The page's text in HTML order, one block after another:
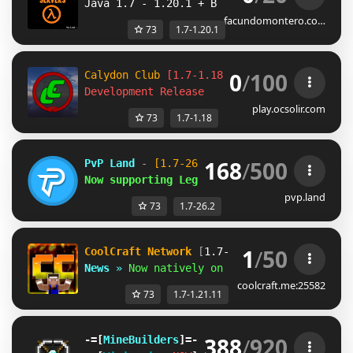
Java 1.7 - 1.20.1 + Bedrock
facundomontero.co…
73 1.7-1.20.1
Calydon Club
[1.7-1.18]
Development Release
0/100
play.ocsolir.com
73 1.7-1.18
PvP Land -
[1.7-26.2]
Now supporting Legacy & Modern Combat!
168/500
pvp.land
73 1.7-26.2
CoolCraft Network [1.7-1.21
]
News » Now natively on Minecraft 1.21.11
1/50
coolcraft.me:25582
73 1.7-1.21.11
-=[MineBuilders]=-               -=[